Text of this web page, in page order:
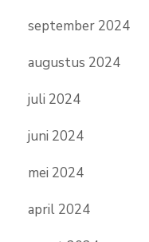
september 2024
augustus 2024
juli 2024
juni 2024
mei 2024
april 2024